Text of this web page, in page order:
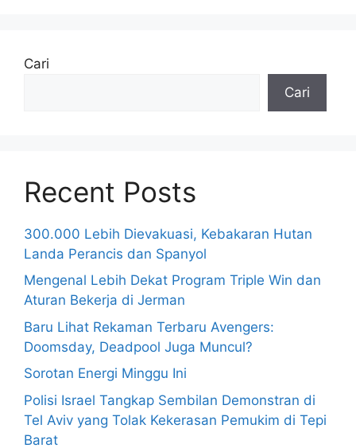
Cari
Cari
Recent Posts
300.000 Lebih Dievakuasi, Kebakaran Hutan
Landa Perancis dan Spanyol
Mengenal Lebih Dekat Program Triple Win dan
Aturan Bekerja di Jerman
Baru Lihat Rekaman Terbaru Avengers:
Doomsday, Deadpool Juga Muncul?
Sorotan Energi Minggu Ini
Polisi Israel Tangkap Sembilan Demonstran di
Tel Aviv yang Tolak Kekerasan Pemukim di Tepi
Barat